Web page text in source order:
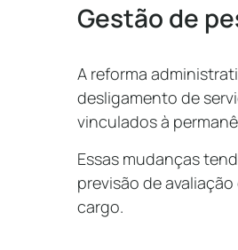
Gestão de
A reforma
desligamento de
vinculados à
Essas mudanças
previsão de
cargo.